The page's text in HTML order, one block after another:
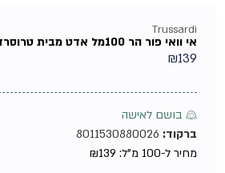
Trussardi
אי וואי פור הר 100מל אדט מבית טרוסרדי – בושם לאישה
₪139
♀ בושם לאישה
ברקוד:8011530880026
מחיר ל-100 מ"ל:
₪139